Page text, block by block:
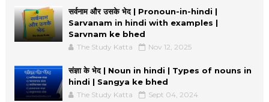
सर्वनाम और उसके भेद | Pronoun-in-hindi |
Sarvanam in hindi with examples |
Sarvnam ke bhed
The Study Katta Nov 12, 2025
संज्ञा के भेद | Noun in hindi | Types of nouns in
hindi | Sangya ke bhed
The Study Katta Sept 04, 2024